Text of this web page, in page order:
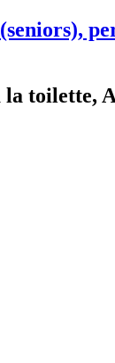
toilette,